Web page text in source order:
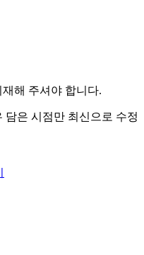
해 주셔야 합니다.
담은 시점만 최신으로 수정